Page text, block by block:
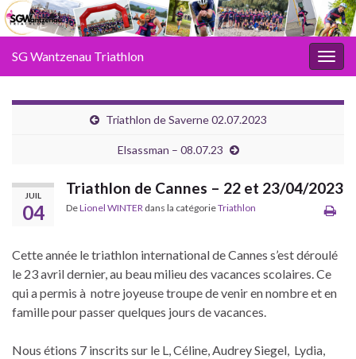
SG Wantzenau Triathlon
Triathlon de Saverne 02.07.2023
Elsassman – 08.07.23
JUIL
04
Triathlon de Cannes – 22 et 23/04/2023
DeLionel WINTER dans la catégorieTriathlon
Cette année le triathlon international de Cannes s’est déroulé
le 23 avril dernier, au beau milieu des vacances scolaires. Ce
qui a permis à notre joyeuse troupe de venir en nombre et en
famille pour passer quelques jours de vacances.
Nous étions 7 inscrits sur le L, Céline, Audrey Siegel, Lydia,